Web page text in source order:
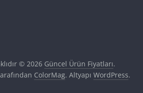
© 2026 Güncel Ürün Fiyatları.
ColorMag. Altyapı WordPress.